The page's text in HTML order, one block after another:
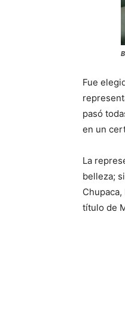
Fue
pasó
en un
La
belleza;
título de